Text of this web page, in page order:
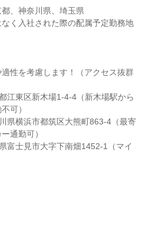
、神奈川県、埼玉県
く入社された際の配属予定勤務地
性を考慮します！（アクセス抜群
江東区新木場1-4-4（新木場駅から
可）
県横浜市都筑区大熊町863-4（最寄
通勤可）
富士見市大字下南畑1452-1（マイ